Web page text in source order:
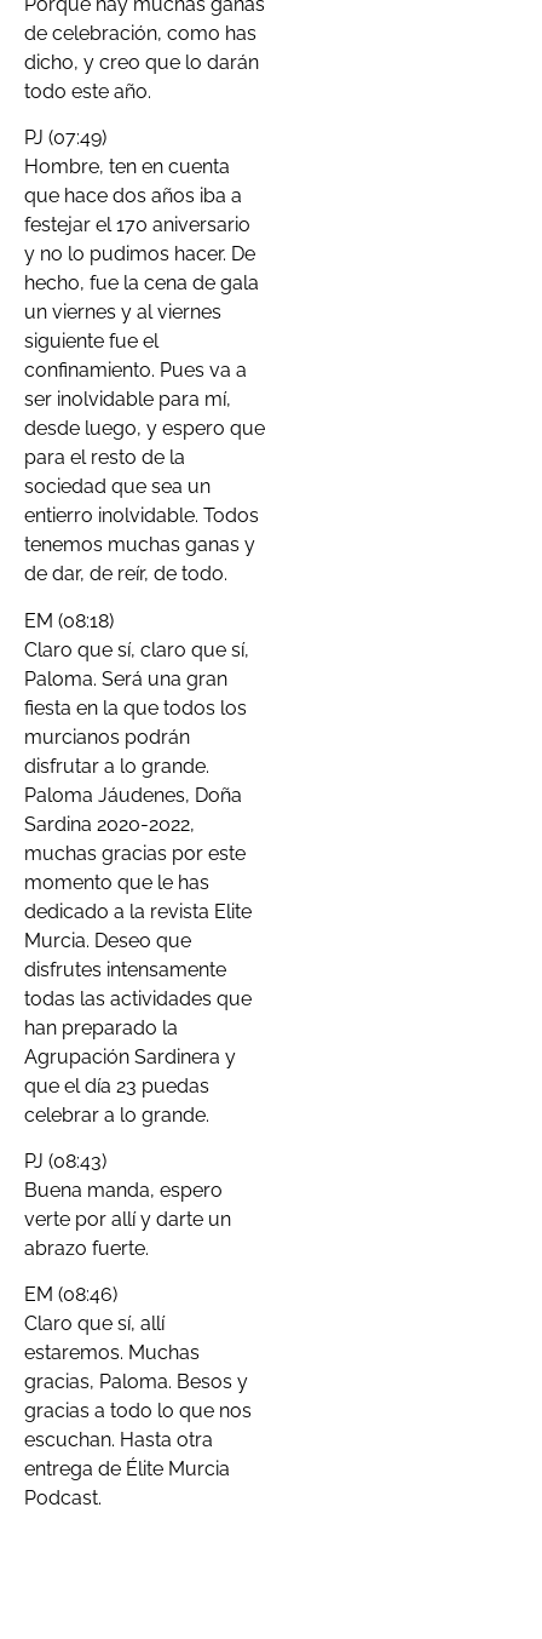
de celebración, como has
dicho, y creo que lo darán
todo este año.
PJ (07:49)
Hombre, ten en cuenta
que hace dos años iba a
festejar el 170 aniversario
y no lo pudimos hacer. De
hecho, fue la cena de gala
un viernes y al viernes
siguiente fue el
confinamiento. Pues va a
ser inolvidable para mí,
desde luego, y espero que
para el resto de la
sociedad que sea un
entierro inolvidable. Todos
tenemos muchas ganas y
de dar, de reír, de todo.
EM (08:18)
Claro que sí, claro que sí,
Paloma. Será una gran
fiesta en la que todos los
murcianos podrán
disfrutar a lo grande.
Paloma Jáudenes, Doña
Sardina 2020-2022,
muchas gracias por este
momento que le has
dedicado a la revista Elite
Murcia. Deseo que
disfrutes intensamente
todas las actividades que
han preparado la
Agrupación Sardinera y
que el día 23 puedas
celebrar a lo grande.
PJ (08:43)
Buena manda, espero
verte por allí y darte un
abrazo fuerte.
EM (08:46)
Claro que sí, allí
estaremos. Muchas
gracias, Paloma. Besos y
gracias a todo lo que nos
escuchan. Hasta otra
entrega de Élite Murcia
Podcast.